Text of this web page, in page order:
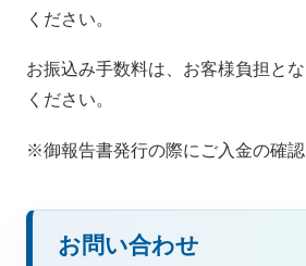
ください。
お振込み手数料は、お客様負担と
ください。
※御報告書発行の際にご入金の確
お問い合わせ